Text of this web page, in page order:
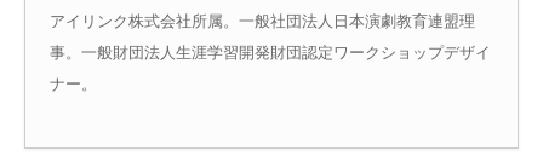
アイリンク株式会社所属。一般社団法人日本演劇教育連盟理
事。一般財団法人生涯学習開発財団認定ワークショップデザイ
ナー。